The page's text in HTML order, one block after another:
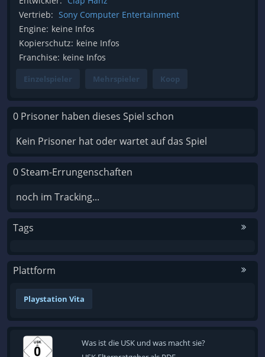
Vertrieb: Sony Computer Entertainment
Engine: keine Infos
Kopierschutz: keine Infos
Franchise: keine Infos
Einzelspieler Mehrspieler Koop
0 Prisoner haben dieses Spiel schon
Kein Prisoner hat oder wartet auf das Spiel
0 Steam-Errungenschaften
noch im Tracking...
Tags
Plattform
Playstation Vita
Was ist die USK und was macht sie?